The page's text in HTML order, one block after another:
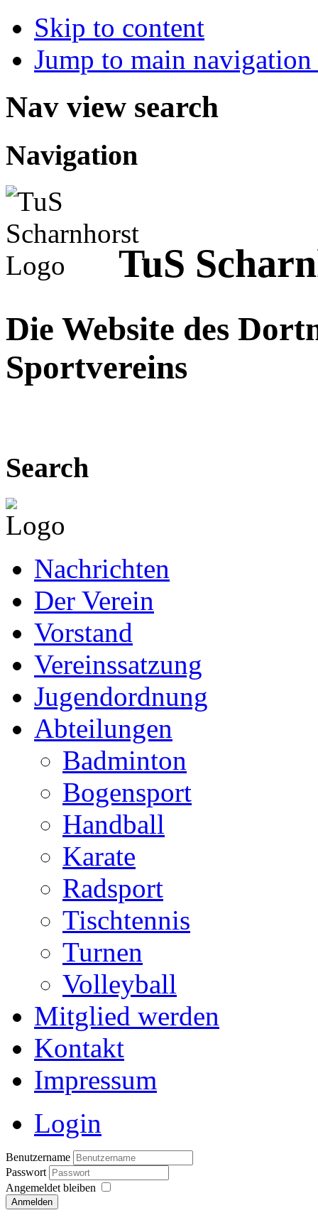
Skip to content
Jump to main
Nav view search
Navigation
TuS
Die Website des
Sportvereins
Search
Nachrichten
Der Verein
Vorstand
Vereinssatzung
Jugendordnung
Abteilungen
Badminton
Bogensport
Handball
Karate
Radsport
Tischtennis
Turnen
Volleyball
Mitglied werden
Kontakt
Impressum
Login
Benutzername
Passwort
Angemeldet bleiben
Anmelden